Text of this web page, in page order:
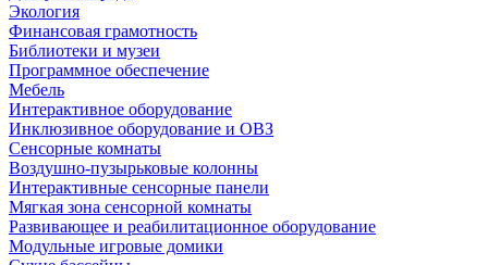
Экология
Финансовая грамотность
Библиотеки и музеи
Программное обеспечение
Мебель
Интерактивное оборудование
Инклюзивное оборудование и ОВЗ
Cенсорные комнаты
Воздушно-пузырьковые колонны
Интерактивные сенсорные панели
Мягкая зона сенсорной комнаты
Развивающее и реабилитационное оборудование
Модульные игровые домики